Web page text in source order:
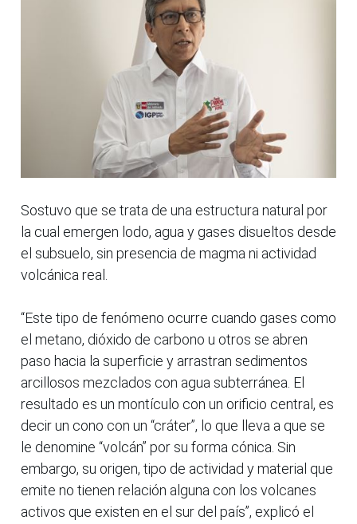
Sostuvo que se trata de una estructura natural por
la cual emergen lodo, agua y gases disueltos desde
el subsuelo, sin presencia de magma ni actividad
volcánica real.
“Este tipo de fenómeno ocurre cuando gases como
el metano, dióxido de carbono u otros se abren
paso hacia la superficie y arrastran sedimentos
arcillosos mezclados con agua subterránea. El
resultado es un montículo con un orificio central, es
decir un cono con un “cráter”, lo que lleva a que se
le denomine “volcán” por su forma cónica. Sin
embargo, su origen, tipo de actividad y material que
emite no tienen relación alguna con los volcanes
activos que existen en el sur del país”, explicó el